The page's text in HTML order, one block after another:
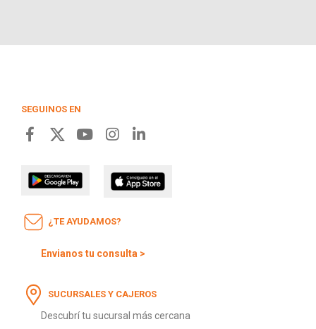
SEGUINOS EN
¿TE AYUDAMOS?
Envianos tu consulta >
SUCURSALES Y CAJEROS
Descubrí tu sucursal más cercana